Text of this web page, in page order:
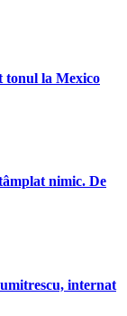
tonul la Mexico
nimic. De
internat